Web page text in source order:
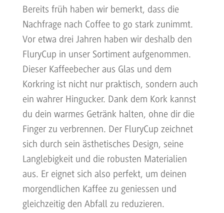
Bereits früh haben wir bemerkt, dass die
Nachfrage nach Coffee to go stark zunimmt.
Vor etwa drei Jahren haben wir deshalb den
FluryCup in unser Sortiment aufgenommen.
Dieser Kaffeebecher aus Glas und dem
Korkring ist nicht nur praktisch, sondern auch
ein wahrer Hingucker. Dank dem Kork kannst
du dein warmes Getränk halten, ohne dir die
Finger zu verbrennen. Der FluryCup zeichnet
sich durch sein ästhetisches Design, seine
Langlebigkeit und die robusten Materialien
aus. Er eignet sich also perfekt, um deinen
morgendlichen Kaffee zu geniessen und
gleichzeitig den Abfall zu reduzieren.